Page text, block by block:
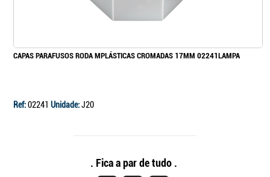
CAPAS PARAFUSOS RODA MPLÁSTICAS CROMADAS 17MM 02241LAMPA
Ref:02241 Unidade:J20
. Fica a par de tudo .